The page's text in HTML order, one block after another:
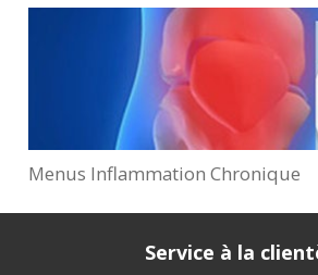
Menus Inflammation Chronique
Service à la